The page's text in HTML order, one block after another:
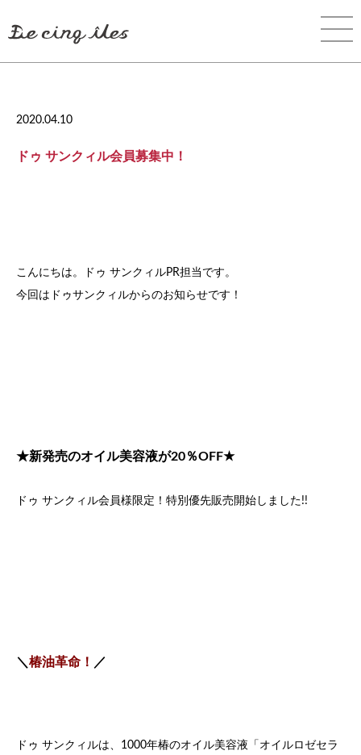
2020.04.10
ドゥ サンクィル会員募集中！
こんにちは。ドゥ サンクィルPR担当です。
今回はドゥサンクィルからのお知らせです！
★新発売のオイル美容液が20％OFF★
ドゥ サンクィル会員様限定！特別優先販売開始しました!!
＼ 椿油革命！ ／
ドゥ サンクィルは、1000年椿のオイル美容液「オイルロゼセラ